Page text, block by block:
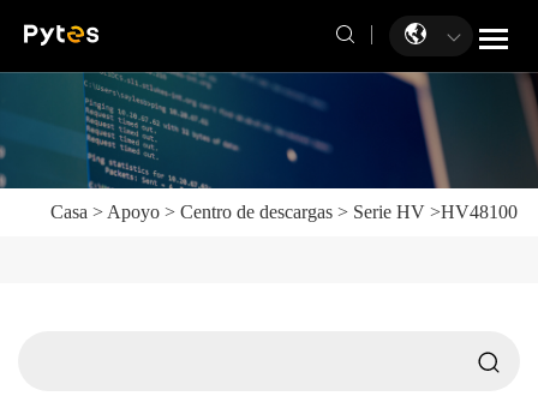
Casa > Apoyo > Centro de descargas > Serie HV >HV48100